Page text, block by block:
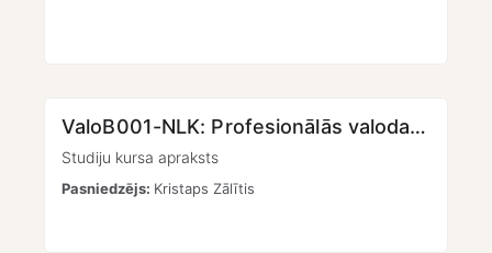
ValoB001-NLK: Profesionālās valodas kultūra un retorika I [KMPO]
Studiju kursa apraksts
Pasniedzējs: Kristaps Zālītis